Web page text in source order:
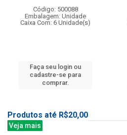
Código: 500088
Embalagem: Unidade
Caixa Com: 6 Unidade(s)
Faça seu login ou
cadastre-se para
comprar.
Produtos até R$20,00
Veja mais